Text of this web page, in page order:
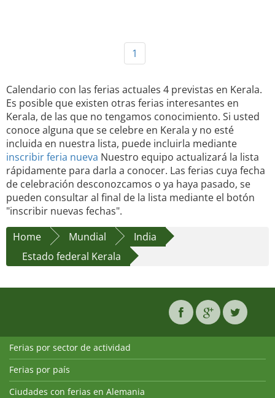
1
Calendario con las ferias actuales 4 previstas en Kerala.
Es posible que existen otras ferias interesantes en
Kerala, de las que no tengamos conocimiento. Si usted
conoce alguna que se celebre en Kerala y no esté
incluida en nuestra lista, puede incluirla mediante
inscribir feria nueva Nuestro equipo actualizará la lista
rápidamente para darla a conocer. Las ferias cuya fecha
de celebración desconozcamos o ya haya pasado, se
pueden consultar al final de la lista mediante el botón
"inscribir nuevas fechas".
Home
Mundial
India
Estado federal Kerala
Ferias por sector de actividad
Ferias por país
Ciudades con ferias en Alemania